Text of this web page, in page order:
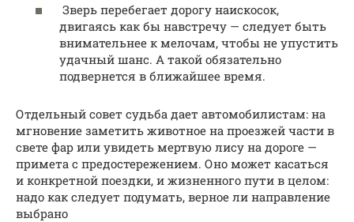
Зверь перебегает дорогу наискосок,
двигаясь как бы навстречу — следует быть
внимательнее к мелочам, чтобы не упустить
удачный шанс. А такой обязательно
подвернется в ближайшее время.
Отдельный совет судьба дает автомобилистам: на
мгновение заметить животное на проезжей части в
свете фар или увидеть мертвую лису на дороге —
примета с предостережением. Оно может касаться
и конкретной поездки, и жизненного пути в целом:
надо как следует подумать, верное ли направление
выбрано